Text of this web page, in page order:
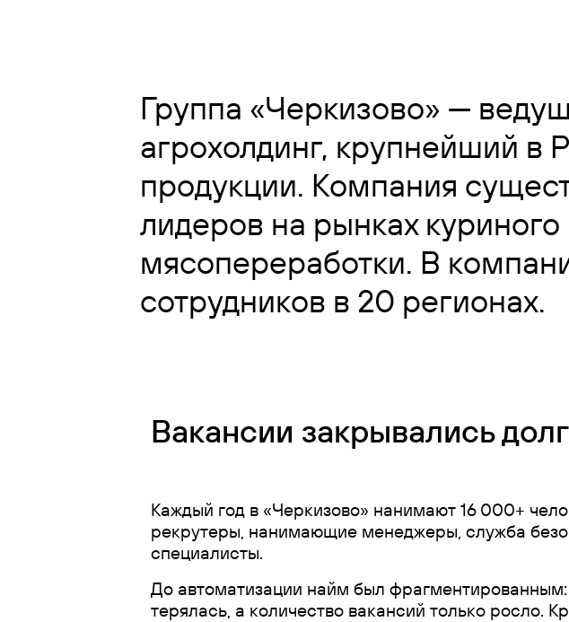
Группа «Черкизово» —
агрохолдинг, крупнейший в
продукции. Компания
лидеров на рынках
мясопереработки. В
сотрудников в 20 регионах.
Вакансии закрывались
Каждый год в «Черкизово» нанимают 16 000+
рекрутеры, нанимающие менеджеры, служба
специалисты.
До автоматизации найм был
терялась, а количество вакансий только росло.